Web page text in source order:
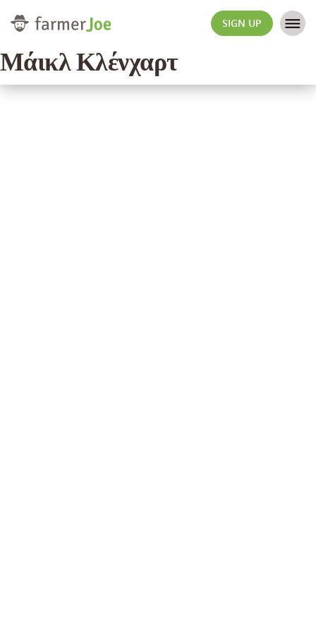
SIGN UP
Μάικλ Κλένχαρτ